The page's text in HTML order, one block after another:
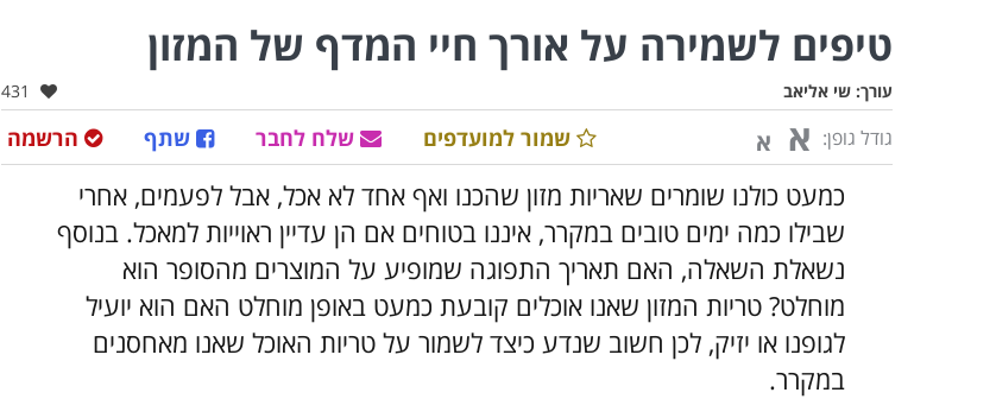
טיפים לשמירה על אורך חיי המדף של המזון
עורך: שי אליאב אהבו:
431
גודל גופן: א א הרשמה שתף שלח לחבר שמור למועדפים
כמעט כולנו שומרים שאריות מזון שהכנו ואף אחד לא אכל, אבל לפעמים, אחרי
שבילו כמה ימים טובים במקרר, איננו בטוחים אם הן עדיין ראוייות למאכל. בנוסף
נשאלת השאלה, האם תאריך התפוגה שמופיע על המוצרים מהסופר הוא
מוחלט? טריות המזון שאנו אוכלים קובעת כמעט באופן מוחלט האם הוא יועיל
לגופנו או יזיק, לכן חשוב שנדע כיצד לשמור על טריות האוכל שאנו מאחסנים
במקרר.